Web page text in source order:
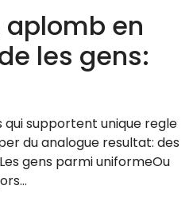
aplomb en
les gens:
qui supportent unique regle
du analogue resultat: des
gens parmi uniformeOu